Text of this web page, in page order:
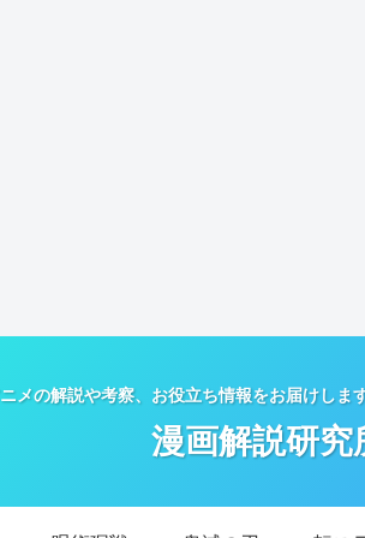
メの解説や考察、お役立ち情報をお届けしま
漫画解説研究